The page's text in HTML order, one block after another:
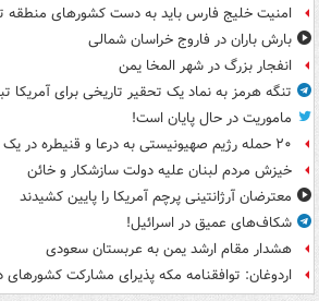
امنیت خلیج فارس باید به دست کشورهای منطقه
بارش باران در فاروج خراسان شمالی
انفجار بزرگ در شهر المخا یمن
تنگه هرمز به نماد یک تحقیر تاریخی برای آمریکا
ماموریت در حال پایان است!
۲۰ حمله رژیم صهیونیستی به درعا و قنیطره در یک هفته
خیزش مردم لبنان علیه دولت سازشکار و خائن
معترضان آرژانتینی پرچم آمریکا را پایین کشیدند
شکاف‌های عمیق در اسرائیل!
هشدار مقام ارشد یمن به عربستان سعودی
اردوغان: توافقنامه مکه پذیرای مشارکت